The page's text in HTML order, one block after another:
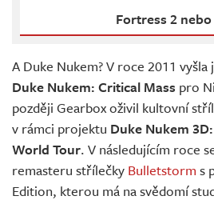
Fortress 2
A Duke Nukem? V roce 2011
Duke Nukem: Critical Mass pro
později Gearbox oživil kultovní
v rámci projektu Duke Nukem
World Tour. V následujícím roce
remasteru střílečky Bulletstorm s
Edition, kterou má na svědomí